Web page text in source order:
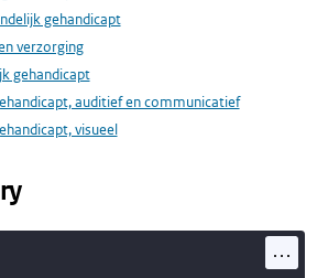
gehandicapt
verzorging
gehandicapt
auditief en communicatief
visueel
...